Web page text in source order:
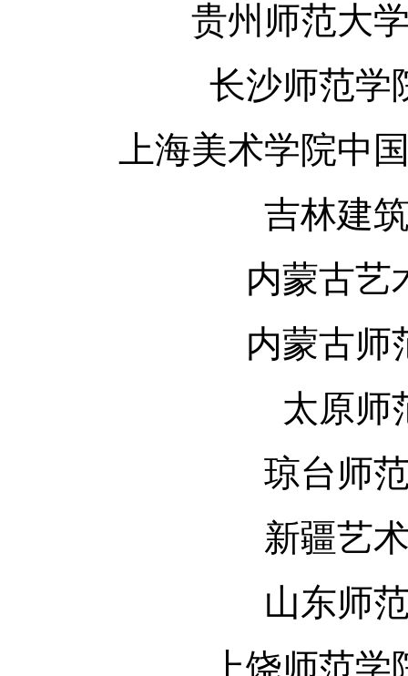
贵州师范大
长沙师范学
上海美术学院中
吉林建
内蒙古艺
内蒙古师
太原师
琼台师
新疆艺
山东师
上饶师范学